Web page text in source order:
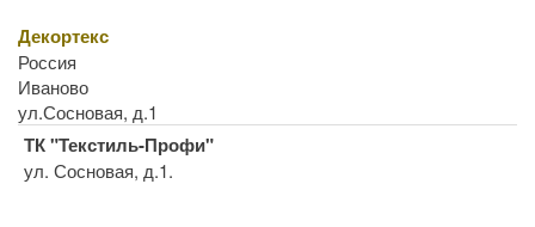
Декортекс
Россия
Иваново
ул.Сосновая, д.1
ТК "Текстиль-Профи"
ул. Сосновая, д.1.